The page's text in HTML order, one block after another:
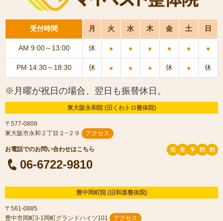
受付時間 月 火 水 木 金 土 日
AM 9:00～13:00 休 ● ● ● ● ● ●
PM 14:30～18:30 休 ● ● ● 休 ● 休
※月曜が祝日の場合、翌日も振替休日。
東大阪永和院 (旧くわトロ整体院)
〒577-0809
東大阪市永和２丁目２−２９
アクセス
06-6722-9810
豊中岡町院 (旧和楽整体院)
〒561-0885
豊中市岡町3-1岡町グランドハイツ101
アクセス